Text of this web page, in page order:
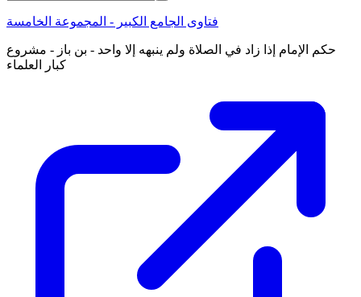
فتاوى الجامع الكبير - المجموعة الخامسة
حكم الإمام إذا زاد في الصلاة ولم ينبهه إلا واحد - بن باز - مشروع
كبار العلماء